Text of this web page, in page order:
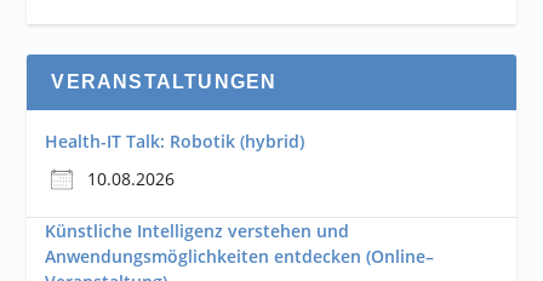
VERANSTALTUNGEN
Health-IT Talk: Robotik (hybrid)
10.08.2026
Künstliche Intelligenz verstehen und
Anwendungsmöglichkeiten entdecken (Online–